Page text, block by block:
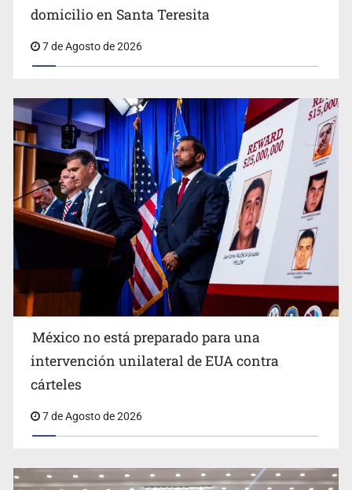
Procesan a el “R1”, presunto líder criminal en Jalisco y
Michoacán
Desapariciones en Jalisco, con complicidad de policías,
domicilio en Santa Teresita
7 de Agosto de 2026
México no está preparado para una
intervención unilateral de EUA contra
cárteles
7 de Agosto de 2026